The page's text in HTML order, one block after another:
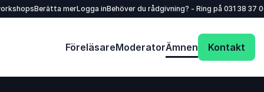
Berätta merLogga inBehöver du rådgivning? - Ring på 031 38 37
FöreläsareModeratorÄmnen Kontakt